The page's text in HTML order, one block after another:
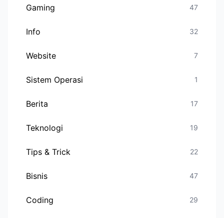
Gaming 47
Info 32
Website 7
Sistem Operasi 1
Berita 17
Teknologi 19
Tips & Trick 22
Bisnis 47
Coding 29